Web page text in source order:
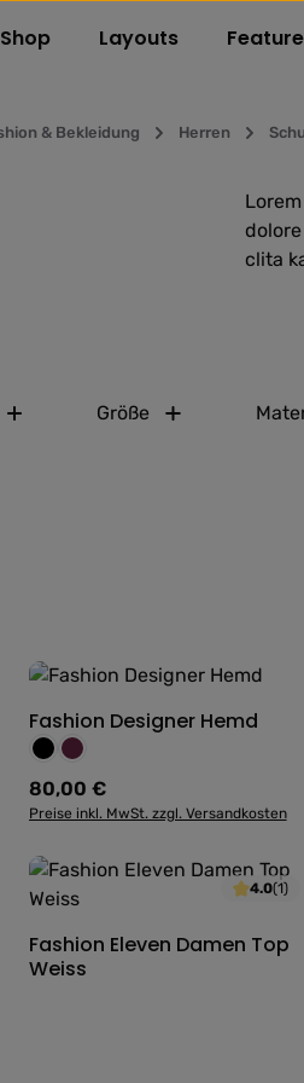
Shop Layouts
& Bekleidung Herren
clita
Größe
gewünschten
Produkt Anzahl:
Fashion Designer Hemd
Farbe:
Schwarz
Weinrot
Regulärer Preis:
80,00 €
Preise inkl. MwSt. zzgl. Versandkosten
gewünschten
4.0(1)
Produkt Anzahl:
Fashion Eleven Damen Top
Weiss